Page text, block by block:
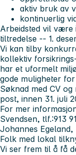
aktiv bruk av
kontinuerlig
Arbeidsted vil være
tiltredelse -- 1.
Vi kan tilby
kollektiv
har et uformelt
gode muligheter
Søknad med CV
post, innen 31. juli
For mer
Svendsen, tlf.:913
Johannes
Folk med lokal
Vi ser frem til å få